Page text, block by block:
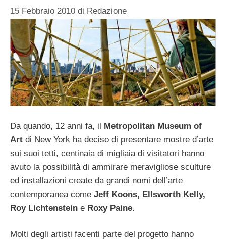
15 Febbraio 2010 di Redazione
Da quando, 12 anni fa, il Metropolitan Museum of
Art di New York ha deciso di presentare mostre d’arte
sui suoi tetti, centinaia di migliaia di visitatori hanno
avuto la possibilità di ammirare meravigliose sculture
ed installazioni create da grandi nomi dell’arte
contemporanea come Jeff Koons, Ellsworth Kelly,
Roy Lichtenstein e Roxy Paine.
Molti degli artisti facenti parte del progetto hanno